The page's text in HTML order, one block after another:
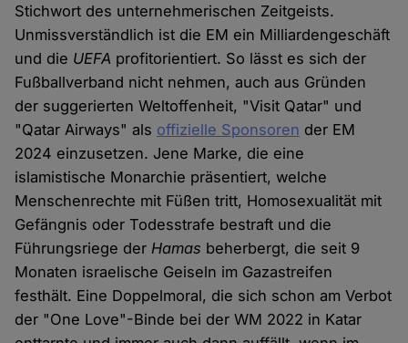
Stichwort des unternehmerischen Zeitgeists.
Unmissverständlich ist die EM ein Milliardengeschäft
und die UEFA profitorientiert. So lässt es sich der
Fußballverband nicht nehmen, auch aus Gründen
der suggerierten Weltoffenheit, "Visit Qatar" und
"Qatar Airways" als offizielle Sponsoren der EM
2024 einzusetzen. Jene Marke, die eine
islamistische Monarchie präsentiert, welche
Menschenrechte mit Füßen tritt, Homosexualität mit
Gefängnis oder Todesstrafe bestraft und die
Führungsriege der Hamas beherbergt, die seit 9
Monaten israelische Geiseln im Gazastreifen
festhält. Eine Doppelmoral, die sich schon am Verbot
der "One Love"-Binde bei der WM 2022 in Katar